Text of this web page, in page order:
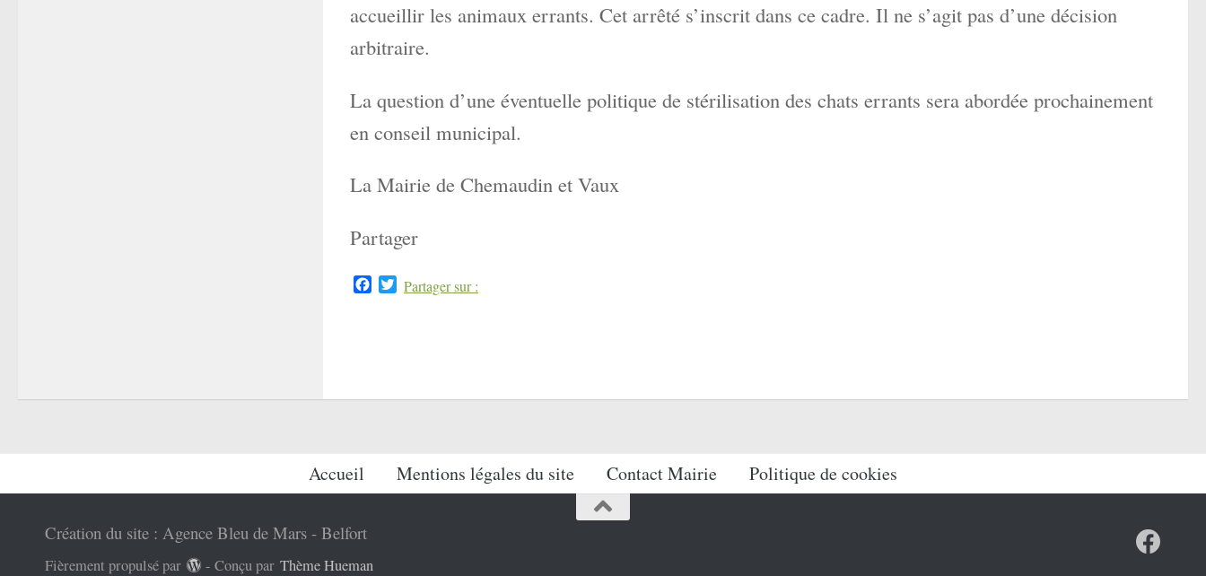
accueillir les animaux errants. Cet arrêté s’inscrit dans ce cadre. Il ne s’agit pas d’une décision
arbitraire.
La question d’une éventuelle politique de stérilisation des chats errants sera abordée prochainement
en conseil municipal.
La Mairie de Chemaudin et Vaux
Partager
Facebook
Twitter
Partager sur :
Accueil Mentions légales du site Contact Mairie Politique de cookies
Création du site : Agence Bleu de Mars - Belfort
Fièrement propulsé par - Conçu par Thème Hueman